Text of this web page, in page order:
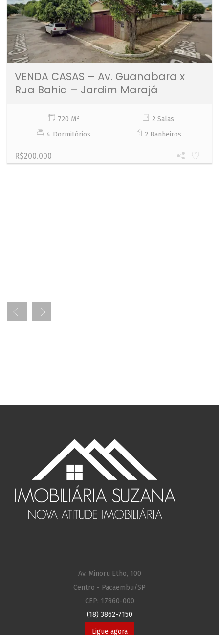
VENDA CASAS – Av. Guanabara x
Rua Bahia – Jardim Marajá
720 M²
2 Salas
4 Dormitórios
2 Banheiros
R$200.000
Av. Minoru Etho, 100
Centro - Pacaembu/SP
CEP: 17860-000
(18) 3862-7150
Ligue agora